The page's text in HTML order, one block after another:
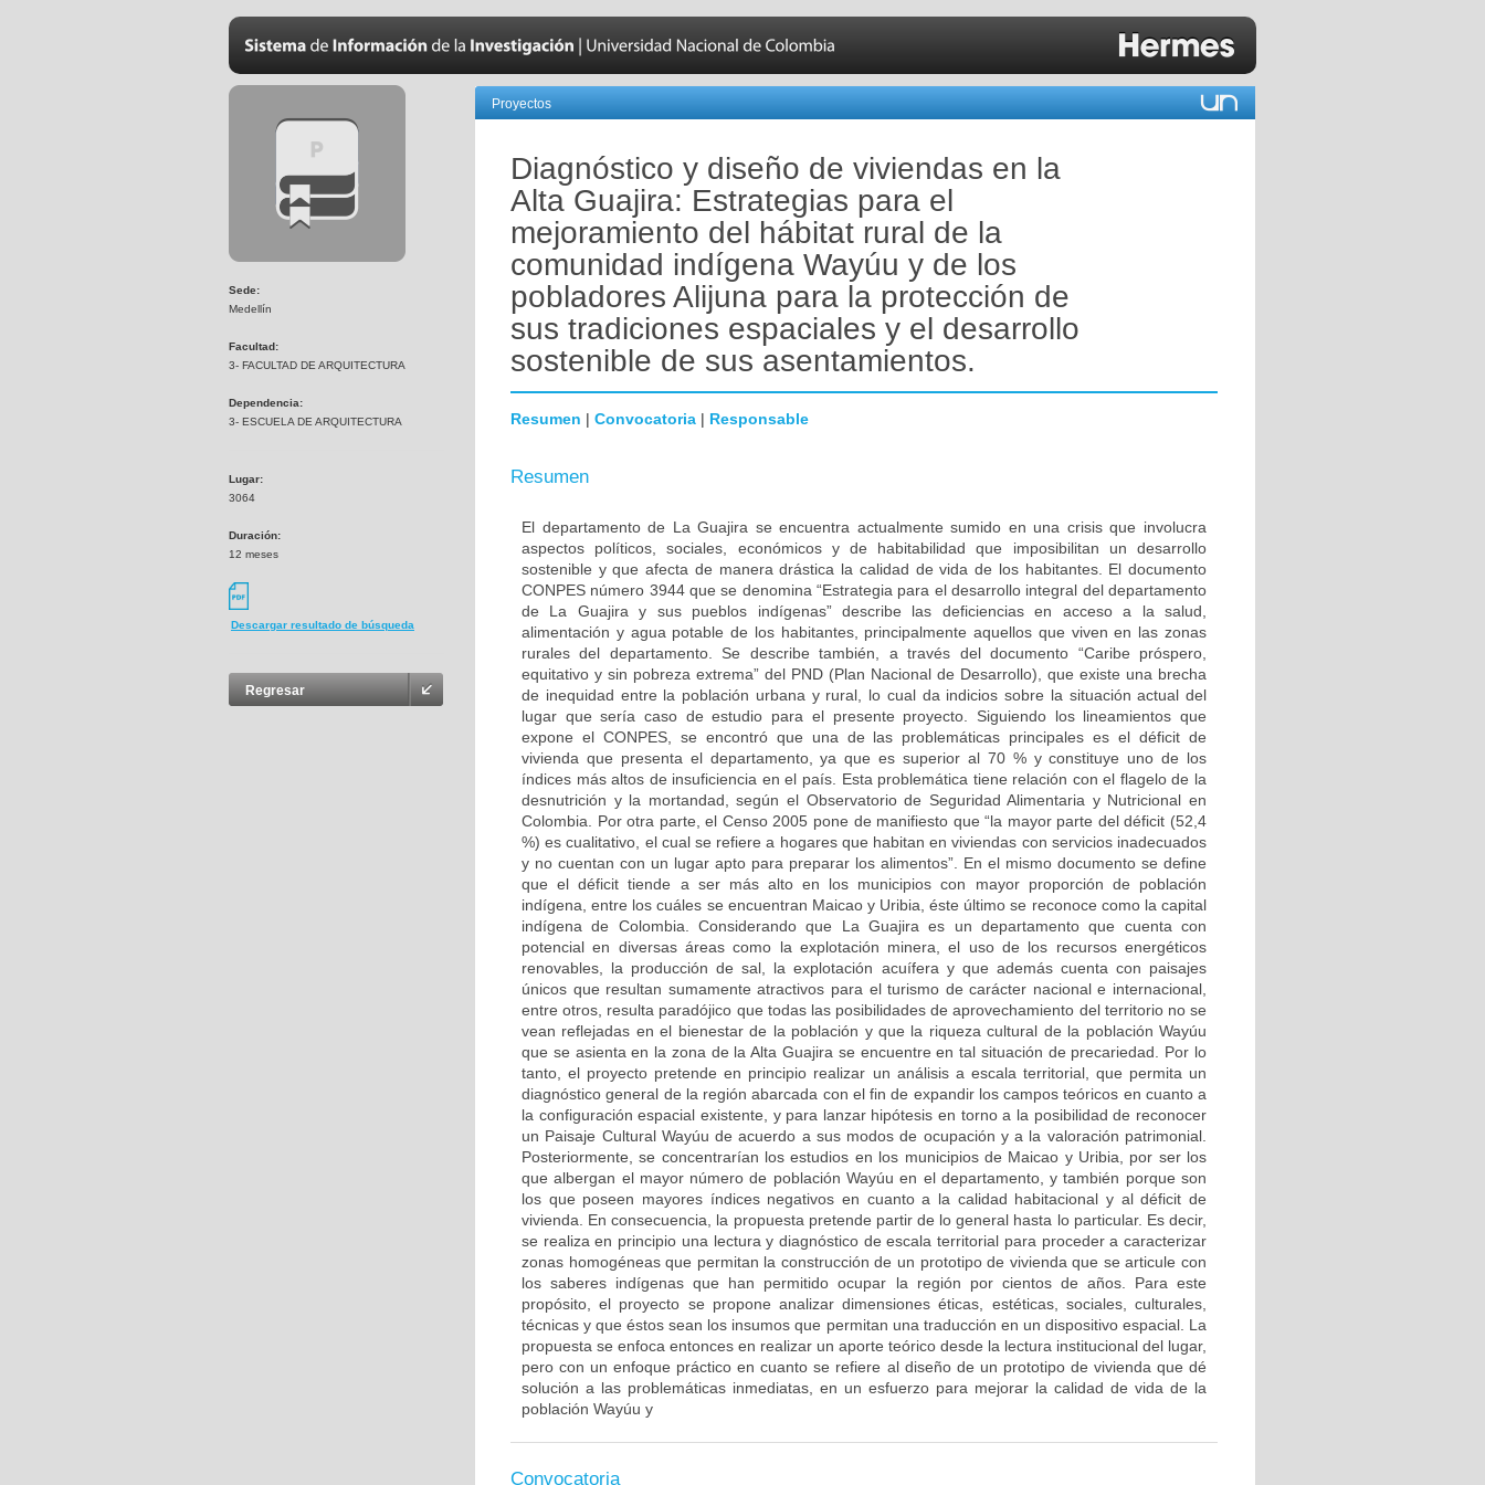
Sede:
Medellín
Facultad:
3- FACULTAD DE ARQUITECTURA
Dependencia:
3- ESCUELA DE ARQUITECTURA
Lugar:
3064
Duración:
12 meses
Descargar resultado de búsqueda
Regresar
Proyectos
Diagnóstico y diseño de viviendas en la
Alta Guajira: Estrategias para el
mejoramiento del hábitat rural de la
comunidad indígena Wayúu y de los
pobladores Alijuna para la protección de
sus tradiciones espaciales y el desarrollo
sostenible de sus asentamientos.
Resumen | Convocatoria | Responsable
Resumen
El departamento de La Guajira se encuentra actualmente sumido en una crisis que involucra
aspectos políticos, sociales, económicos y de habitabilidad que imposibilitan un desarrollo
sostenible y que afecta de manera drástica la calidad de vida de los habitantes. El documento
CONPES número 3944 que se denomina “Estrategia para el desarrollo integral del departamento
de La Guajira y sus pueblos indígenas” describe las deficiencias en acceso a la salud,
alimentación y agua potable de los habitantes, principalmente aquellos que viven en las zonas
rurales del departamento. Se describe también, a través del documento “Caribe próspero,
equitativo y sin pobreza extrema” del PND (Plan Nacional de Desarrollo), que existe una brecha
de inequidad entre la población urbana y rural, lo cual da indicios sobre la situación actual del
lugar que sería caso de estudio para el presente proyecto. Siguiendo los lineamientos que
expone el CONPES, se encontró que una de las problemáticas principales es el déficit de
vivienda que presenta el departamento, ya que es superior al 70 % y constituye uno de los
índices más altos de insuficiencia en el país. Esta problemática tiene relación con el flagelo de la
desnutrición y la mortandad, según el Observatorio de Seguridad Alimentaria y Nutricional en
Colombia. Por otra parte, el Censo 2005 pone de manifiesto que “la mayor parte del déficit (52,4
%) es cualitativo, el cual se refiere a hogares que habitan en viviendas con servicios inadecuados
y no cuentan con un lugar apto para preparar los alimentos”. En el mismo documento se define
que el déficit tiende a ser más alto en los municipios con mayor proporción de población
indígena, entre los cuáles se encuentran Maicao y Uribia, éste último se reconoce como la capital
indígena de Colombia. Considerando que La Guajira es un departamento que cuenta con
potencial en diversas áreas como la explotación minera, el uso de los recursos energéticos
renovables, la producción de sal, la explotación acuífera y que además cuenta con paisajes
únicos que resultan sumamente atractivos para el turismo de carácter nacional e internacional,
entre otros, resulta paradójico que todas las posibilidades de aprovechamiento del territorio no se
vean reflejadas en el bienestar de la población y que la riqueza cultural de la población Wayúu
que se asienta en la zona de la Alta Guajira se encuentre en tal situación de precariedad. Por lo
tanto, el proyecto pretende en principio realizar un análisis a escala territorial, que permita un
diagnóstico general de la región abarcada con el fin de expandir los campos teóricos en cuanto a
la configuración espacial existente, y para lanzar hipótesis en torno a la posibilidad de reconocer
un Paisaje Cultural Wayúu de acuerdo a sus modos de ocupación y a la valoración patrimonial.
Posteriormente, se concentrarían los estudios en los municipios de Maicao y Uribia, por ser los
que albergan el mayor número de población Wayúu en el departamento, y también porque son
los que poseen mayores índices negativos en cuanto a la calidad habitacional y al déficit de
vivienda. En consecuencia, la propuesta pretende partir de lo general hasta lo particular. Es decir,
se realiza en principio una lectura y diagnóstico de escala territorial para proceder a caracterizar
zonas homogéneas que permitan la construcción de un prototipo de vivienda que se articule con
los saberes indígenas que han permitido ocupar la región por cientos de años. Para este
propósito, el proyecto se propone analizar dimensiones éticas, estéticas, sociales, culturales,
técnicas y que éstos sean los insumos que permitan una traducción en un dispositivo espacial. La
propuesta se enfoca entonces en realizar un aporte teórico desde la lectura institucional del lugar,
pero con un enfoque práctico en cuanto se refiere al diseño de un prototipo de vivienda que dé
solución a las problemáticas inmediatas, en un esfuerzo para mejorar la calidad de vida de la
población Wayúu y
Convocatoria